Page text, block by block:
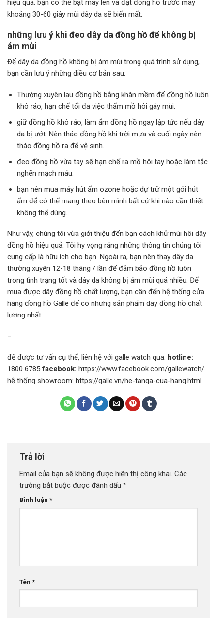
hiệu quả. bạn có thể bật máy lên và đặt đồng hồ trước máy
khoảng 30-60 giây mùi dây da sẽ biến mất.
những lưu ý khi đeo dây da đồng hồ để không bị
ám mùi
Để dây da đồng hồ không bị ám mùi trong quá trình sử dụng,
bạn cần lưu ý những điều cơ bản sau:
Thường xuyên lau đồng hồ bằng khăn mềm để đồng hồ luôn
khô ráo, hạn chế tối đa việc thấm mồ hôi gây mùi.
giữ đồng hồ khô ráo, làm ẩm đồng hồ ngay lập tức nếu dây
da bị ướt. Nên tháo đồng hồ khi trời mưa và cuối ngày nên
tháo đồng hồ ra để vệ sinh.
đeo đồng hồ vừa tay sẽ hạn chế ra mồ hôi tay hoặc làm tắc
nghẽn mạch máu.
bạn nên mua máy hút ẩm ozone hoặc dự trữ một gói hút
ẩm để có thể mang theo bên mình bất cứ khi nào cần thiết .
không thể dùng.
Như vậy, chúng tôi vừa giới thiệu đến bạn cách khử mùi hôi dây
đồng hồ hiệu quả. Tôi hy vọng rằng những thông tin chúng tôi
cung cấp là hữu ích cho bạn. Ngoài ra, bạn nên thay dây da
thường xuyên 12-18 tháng / lần để đảm bảo đồng hồ luôn
trong tình trạng tốt và dây da không bị ám mùi quá nhiều. Để
mua được dây đồng hồ chất lượng, bạn cần đến hệ thống cửa
hàng đồng hồ Galle để có những sản phẩm dây đồng hồ chất
lượng nhất.
–
để được tư vấn cụ thể, liên hệ với galle watch qua: hotline:
1800 6785facebook: https://www.facebook.com/gallewatch/
hệ thống showroom: https://galle.vn/he-tanga-cua-hang.html
Trả lời
Email của bạn sẽ không được hiển thị công khai. Các
trường bắt buộc được đánh dấu *
Bình luận *
Tên *